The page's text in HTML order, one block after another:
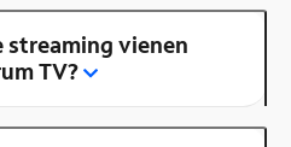
streaming vienen
TV?